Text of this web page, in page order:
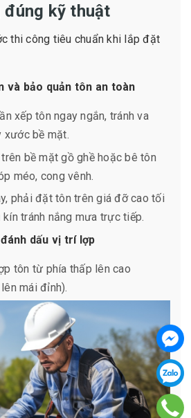
đúng kỹ thuật
thi công tiêu chuẩn khi lắp đặt
và bảo quản tôn an toàn
xếp tôn ngay ngắn, tránh va
xước bề mặt.
bề mặt gồ ghề hoặc bê tôn
méo, cong vênh.
phải đặt tôn trên giá đỡ cao tối
tránh nắng mưa trực tiếp.
dấu vị trí lợp
tôn từ phía thấp lên cao
mái đỉnh).